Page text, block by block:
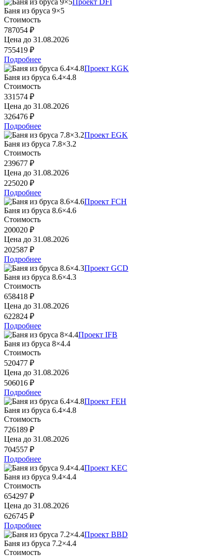
Баня из бруса 9×5
Стоимость
787054 ₽
Цена до 31.08.2026
755419 ₽
Подробнее
Проект KGK
Баня из бруса 6.4×4.8
Стоимость
331574 ₽
Цена до 31.08.2026
326476 ₽
Подробнее
Проект EGK
Баня из бруса 7.8×3.2
Стоимость
239677 ₽
Цена до 31.08.2026
225020 ₽
Подробнее
Проект FCH
Баня из бруса 8.6×4.6
Стоимость
200020 ₽
Цена до 31.08.2026
202587 ₽
Подробнее
Проект GCD
Баня из бруса 8.6×4.3
Стоимость
658418 ₽
Цена до 31.08.2026
622824 ₽
Подробнее
Проект IFB
Баня из бруса 8×4.4
Стоимость
520477 ₽
Цена до 31.08.2026
506016 ₽
Подробнее
Проект FEH
Баня из бруса 6.4×4.8
Стоимость
726189 ₽
Цена до 31.08.2026
704557 ₽
Подробнее
Проект KEC
Баня из бруса 9.4×4.4
Стоимость
654297 ₽
Цена до 31.08.2026
626745 ₽
Подробнее
Проект BBD
Баня из бруса 7.2×4.4
Стоимость